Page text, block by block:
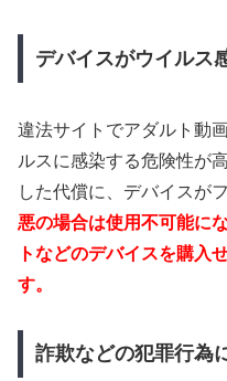
デバイスがウイルス
違法サイトでアダルト動
ルスに感染する危険性が
した代償に、デバイスが
悪の場合は使用不可能に
トなどのデバイスを購入
す。
詐欺などの犯罪行為